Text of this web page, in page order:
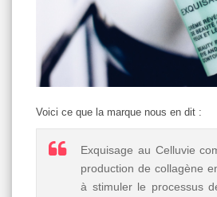
Voici ce que la marque nous en dit :
Exquisage au Celluvie
production de collagène
à stimuler le processus